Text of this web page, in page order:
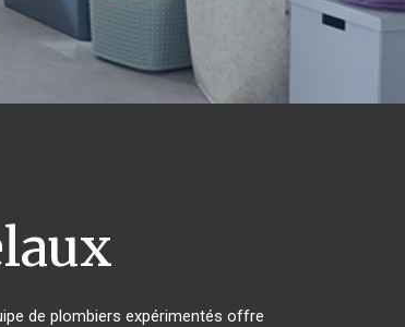
de plombiers expérimentés offre